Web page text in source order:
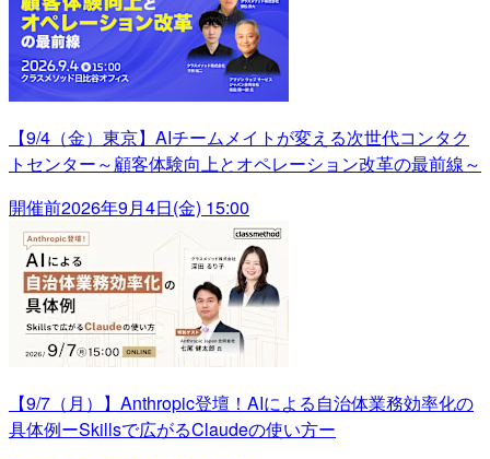
【9/4（金）東京】AIチームメイトが変える次世代コンタク
トセンター～顧客体験向上とオペレーション改革の最前線～
開催前2026年9月4日(金) 15:00
【9/7（月）】Anthropic登壇！AIによる自治体業務効率化の
具体例ーSkillsで広がるClaudeの使い方ー